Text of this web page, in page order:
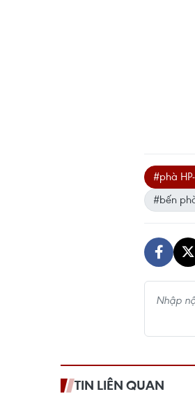
#phà
#bến
TIN LIÊN QUAN